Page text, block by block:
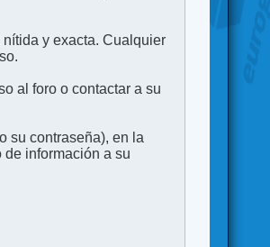
y exacta. Cualquier
al foro o contactar a su
su contraseña), en la
información a su